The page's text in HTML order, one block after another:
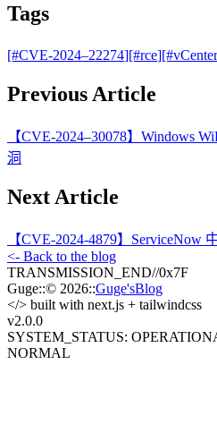
Tags
[#CVE-2024–22274] [#rce] [#vCenter
Previous Article
【CVE-2024–30078】Windows
洞
Next Article
【CVE-2024-4879】ServiceNow
<- Back to the blog
TRANSMISSION_END//0x7F
Guge::© 2026::Guge'sBlog
</> built with next.js + tailwindcss
v2.0.0
SYSTEM_STATUS:
NORMAL